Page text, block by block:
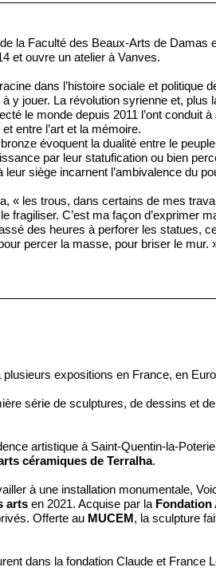
expositions en France, en
série de sculptures, de dessins et
artistique à Saint-Quentin-la-
céramiques de Terralha.
à une installation monumentale,
arts en 2021. Acquise par la Fondation
Offerte au MUCEM, la sculpture
dans la fondation Claude et France
la Faculté des Beaux-Arts de Damas
et ouvre un atelier à Vanves.
dans l’histoire sociale et politique
y jouer. La révolution syrienne et, plus
le monde depuis 2011 l’ont conduit à
entre l’art et la mémoire.
évoquent la dualité entre le
par leur statufication ou bien
siège incarnent l’ambivalence du
« les trous, dans certains de mes
fragiliser. C’est ma façon d’exprimer
des heures à perforer les statues,
percer la masse, pour briser le mur.